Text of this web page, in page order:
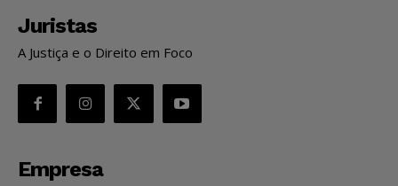
Juristas
A Justiça e o Direito em Foco
Empresa